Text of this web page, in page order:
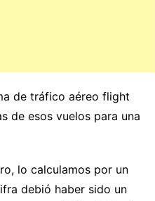
de tráfico aéreo flight
de esos vuelos para una
lo calculamos por un
debió haber sido un